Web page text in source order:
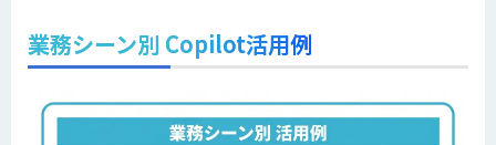
業務シーン別 Copilot活用例